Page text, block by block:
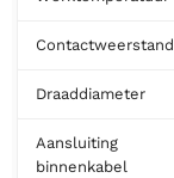
Contactweerstand
Draaddiameter
Aansluiting
binnenkabel